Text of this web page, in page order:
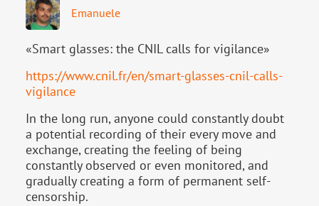
Emanuele
«Smart glasses: the CNIL calls for vigilance»
https://www.cnil.fr/en/smart-glasses-cnil-calls-
vigilance
In the long run, anyone could constantly doubt
a potential recording of their every move and
exchange, creating the feeling of being
constantly observed or even monitored, and
gradually creating a form of permanent self-
censorship.